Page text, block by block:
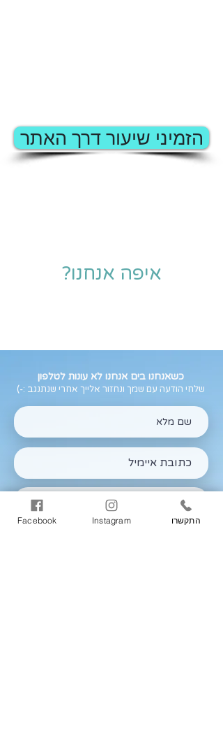
הזמיני שיעור דרך האתר
איפה אנחנו?
כשאנחנו בים אנחנו לא עונות לטלפון
שלחי הודעה עם שמך ונחזור אלייך אחרי שנתנגב :-)
Facebook Instagram התקשרו